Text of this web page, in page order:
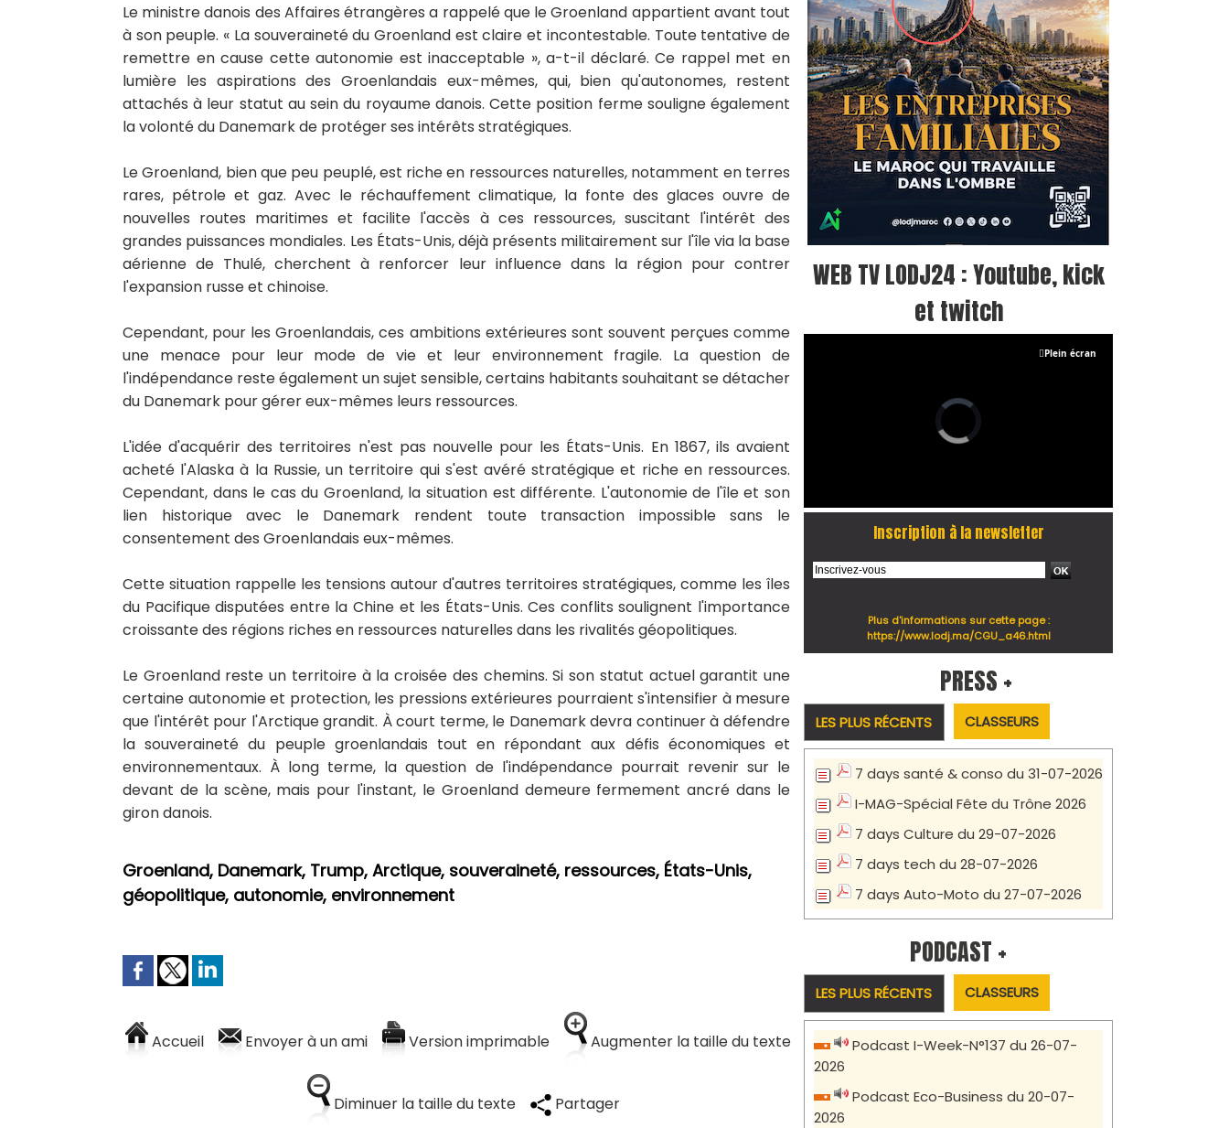
Le ministre danois des Affaires étrangères a rappelé que le Groenland appartient avant tout
à son peuple. « La souveraineté du Groenland est claire et incontestable. Toute tentative de
remettre en cause cette autonomie est inacceptable », a-t-il déclaré. Ce rappel met en
lumière les aspirations des Groenlandais eux-mêmes, qui, bien qu'autonomes, restent
attachés à leur statut au sein du royaume danois. Cette position ferme souligne également
la volonté du Danemark de protéger ses intérêts stratégiques.
Le Groenland, bien que peu peuplé, est riche en ressources naturelles, notamment en terres
rares, pétrole et gaz. Avec le réchauffement climatique, la fonte des glaces ouvre de
nouvelles routes maritimes et facilite l'accès à ces ressources, suscitant l'intérêt des
grandes puissances mondiales. Les États-Unis, déjà présents militairement sur l'île via la base
aérienne de Thulé, cherchent à renforcer leur influence dans la région pour contrer
l'expansion russe et chinoise.
Cependant, pour les Groenlandais, ces ambitions extérieures sont souvent perçues comme
une menace pour leur mode de vie et leur environnement fragile. La question de
l'indépendance reste également un sujet sensible, certains habitants souhaitant se détacher
du Danemark pour gérer eux-mêmes leurs ressources.
L'idée d'acquérir des territoires n'est pas nouvelle pour les États-Unis. En 1867, ils avaient
acheté l'Alaska à la Russie, un territoire qui s'est avéré stratégique et riche en ressources.
Cependant, dans le cas du Groenland, la situation est différente. L'autonomie de l'île et son
lien historique avec le Danemark rendent toute transaction impossible sans le
consentement des Groenlandais eux-mêmes.
Cette situation rappelle les tensions autour d'autres territoires stratégiques, comme les îles
du Pacifique disputées entre la Chine et les États-Unis. Ces conflits soulignent l'importance
croissante des régions riches en ressources naturelles dans les rivalités géopolitiques.
Le Groenland reste un territoire à la croisée des chemins. Si son statut actuel garantit une
certaine autonomie et protection, les pressions extérieures pourraient s'intensifier à mesure
que l'intérêt pour l'Arctique grandit. À court terme, le Danemark devra continuer à défendre
la souveraineté du peuple groenlandais tout en répondant aux défis économiques et
environnementaux. À long terme, la question de l'indépendance pourrait revenir sur le
devant de la scène, mais pour l'instant, le Groenland demeure fermement ancré dans le
giron danois.
Groenland, Danemark, Trump, Arctique, souveraineté, ressources, États-Unis,
géopolitique, autonomie, environnement
Accueil Envoyer à un ami Version imprimable Augmenter la taille du texte
Diminuer la taille du texte Partager
WEB TV LODJ24 : Youtube, kick
et twitch
Plein écran
Inscription à la newsletter
Plus d'informations sur cette page :
https://www.lodj.ma/CGU_a46.html
PRESS +
LES PLUS RÉCENTS CLASSEURS
7 days santé & conso du 31-07-2026
I-MAG-Spécial Fête du Trône 2026
7 days Culture du 29-07-2026
7 days tech du 28-07-2026
7 days Auto-Moto du 27-07-2026
PODCAST +
LES PLUS RÉCENTS CLASSEURS
Podcast I-Week-N°137 du 26-07-
2026
Podcast Eco-Business du 20-07-
2026